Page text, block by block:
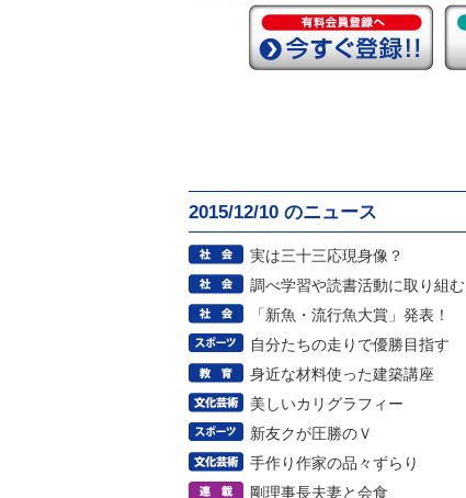
2015/12/10 のニュース
実は三十三応現身像？
調べ学習や読書活動に取り組む
「新魚・流行魚大賞」発表！
自分たちの走りで優勝目指す
身近な材料使った建築講座
美しいカリグラフィー
新友クが圧勝のＶ
手作り作家の品々ずらり
剛理事長夫妻と会食